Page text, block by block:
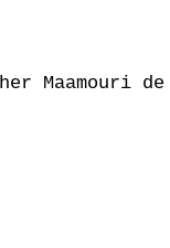
Maamouri de